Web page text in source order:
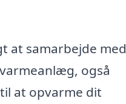
at samarbejde med
også
at opvarme dit